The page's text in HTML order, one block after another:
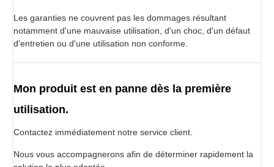
Les garanties ne couvrent pas les dommages résultant
notamment d'une mauvaise utilisation, d'un choc, d'un défaut
d'entretien ou d'une utilisation non conforme.
Mon produit est en panne dès la première
utilisation.
Contactez immédiatement notre service client.
Nous vous accompagnerons afin de déterminer rapidement la